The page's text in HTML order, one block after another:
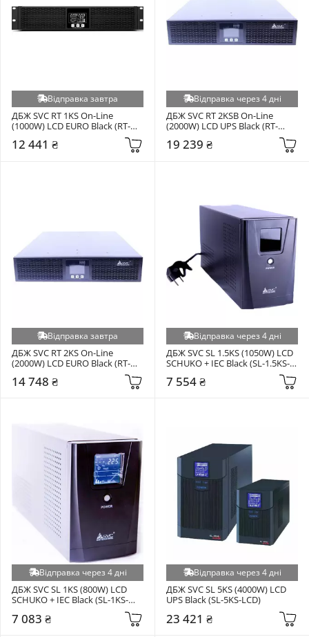
Відправка завтра
ДБЖ SVC RT 1KS On-Line
(1000W) LCD EURO Black (RT-
12 441 ₴
Відправка через 4 дні
ДБЖ SVC RT 2KSB On-Line
(2000W) LCD UPS Black (RT-
19 239 ₴
Відправка завтра
ДБЖ SVC RT 2KS On-Line
(2000W) LCD EURO Black (RT-
14 748 ₴
Відправка через 4 дні
ДБЖ SVC SL 1.5KS (1050W) LCD
SCHUKO + IEC Black (SL-1.5KS-
7 554 ₴
Відправка через 4 дні
ДБЖ SVC SL 1KS (800W) LCD
SCHUKO + IEC Black (SL-1KS-
7 083 ₴
Відправка через 4 дні
ДБЖ SVC SL 5KS (4000W) LCD
UPS Black (SL-5KS-LCD)
23 421 ₴